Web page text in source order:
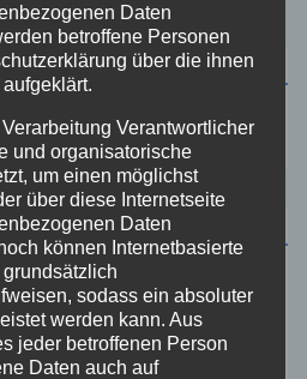
Daten
betroffene Personen
über die ihnen
Verantwortlicher
und organisatorische
um einen möglichst
über diese Internetseite
Daten
können Internetbasierte
sodass ein absoluter
werden kann. Aus
jeder betroffenen Person
Daten auch auf